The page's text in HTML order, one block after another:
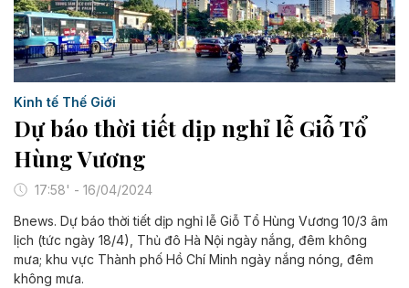
Kinh tế Thế Giới
Dự báo thời tiết dịp nghỉ lễ Giỗ Tổ
Hùng Vương
17:58' - 16/04/2024
Bnews. Dự báo thời tiết dịp nghỉ lễ Giỗ Tổ Hùng Vương 10/3 âm
lịch (tức ngày 18/4), Thủ đô Hà Nội ngày nắng, đêm không
mưa; khu vực Thành phố Hồ Chí Minh ngày nắng nóng, đêm
không mưa.